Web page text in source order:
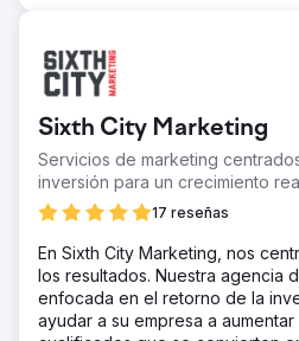
El programa SEM se
reconocimiento de marca,
recaudación de fondos.
búsqueda orgánica y de pago
mejoraran continuamente.
El resultado
El tráfico orgánico creció de 17
visitas anuales, con un valor
dólares. El SEO genera el 84 %
web y el 40 % de todas las
genera el 25 % de los ingresos
solo el 1 % del tráfico, con un
por adquisición se redujo de
Sixth City Marketing
Servicios de marketing
inversión para un crecimiento
17 reseñas
En Sixth City Marketing, nos
los resultados. Nuestra agencia
enfocada en el retorno de la
ayudar a su empresa a